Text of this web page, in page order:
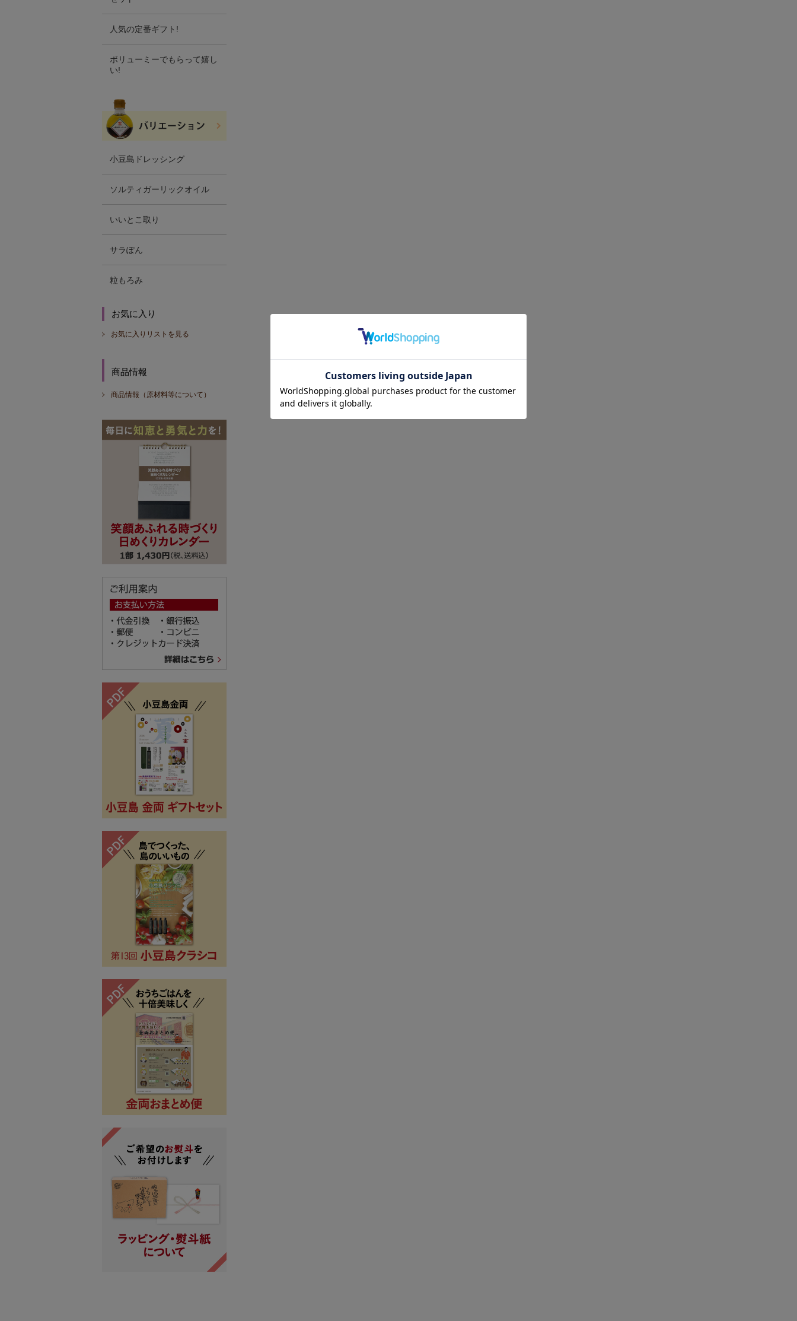
人気の定番ギフト!
ボリューミーでもらって嬉し
い!
小豆島ドレッシング
ソルティガーリックオイル
いいとこ取り
サラぽん
粒もろみ
お気に入り
お気に入りリストを見る
商品情報
商品情報（原材料等について）